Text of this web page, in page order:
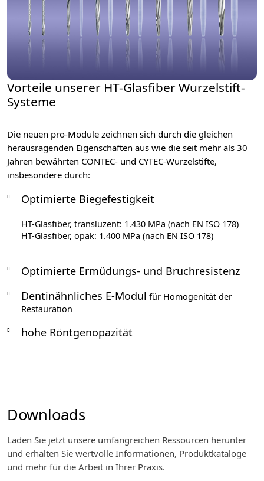
Vorteile unserer HT-Glasfiber Wurzelstift-
Systeme
Die neuen pro-Module zeichnen sich durch die gleichen
herausragenden Eigenschaften aus wie die seit mehr als 30
Jahren bewährten CONTEC- und CYTEC-Wurzelstifte,
insbesondere durch:
Optimierte Biegefestigkeit
HT-Glasfiber, transluzent: 1.430 MPa (nach EN ISO 178)
HT-Glasfiber, opak: 1.400 MPa (nach EN ISO 178)
Optimierte Ermüdungs- und Bruchresistenz
Dentinähnliches E-Modul für Homogenität der
Restauration
hohe Röntgenopazität
Downloads
Laden Sie jetzt unsere umfangreichen Ressourcen herunter
und erhalten Sie wertvolle Informationen, Produktkataloge
und mehr für die Arbeit in Ihrer Praxis.